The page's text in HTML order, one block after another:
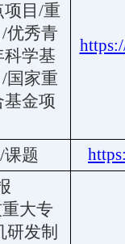
项目/重
优秀青
学基
国家重
基金项
课题
大专
发制